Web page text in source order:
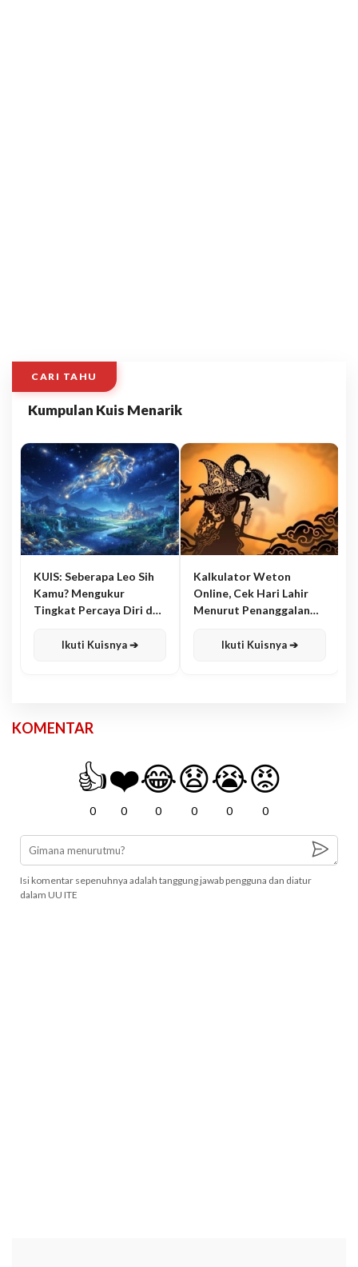
CARI TAHU
Kumpulan Kuis Menarik
KUIS: Seberapa Leo Sih
Kamu? Mengukur
Tingkat Percaya Diri dan
Ikuti Kuisnya ➔
Kalkulator Weton
Online, Cek Hari Lahir
Menurut Penanggalan
Ikuti Kuisnya ➔
KOMENTAR
👍
0
❤️
0
😂
0
😧
0
😭
0
😡
0
Isi komentar sepenuhnya adalah tanggung jawab pengguna dan diatur
dalam UU ITE